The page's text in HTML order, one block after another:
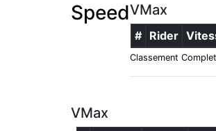
SpeedVMax
# Rider
Classement Complet
VMax